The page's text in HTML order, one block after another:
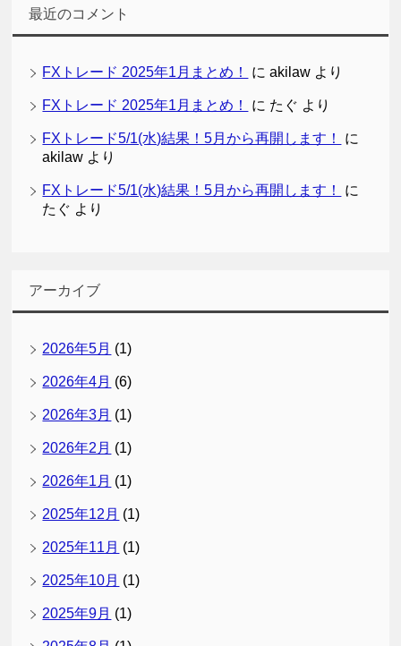
最近のコメント
FXトレード 2025年1月まとめ！ にakilaw より
FXトレード 2025年1月まとめ！ に たぐ より
FXトレード5/1(水)結果！5月から再開します！
に
akilaw より
FXトレード5/1(水)結果！5月から再開します！
に
たぐ より
アーカイブ
2026年5月 (1)
2026年4月 (6)
2026年3月 (1)
2026年2月 (1)
2026年1月 (1)
2025年12月 (1)
2025年11月 (1)
2025年10月 (1)
2025年9月 (1)